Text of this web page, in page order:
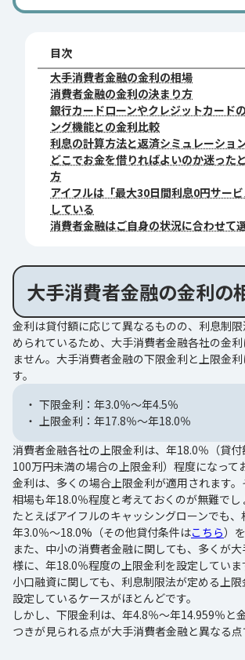
目次
大手消費者金融の金利の相場
消費者金融の金利の決まり方
銀行カードローンやクレジットカード
ング機能との金利比較
利息の計算方法と返済シミュレーショ
どこでお金を借りればよいのか迷った
方
アイフルは「最大30日間利息0円サー
している
消費者金融はご自身の状況に合わせて
大手消費者金融の金利の
金利は貸付額に応じて異なるものの、利息制
められているため、大手消費者金融各社の金
ません。大手消費者金融の下限金利と上限金
す。
下限金利：年3.0％～年4.5％
上限金利：年17.8％～年18.0％
消費者金融各社の上限金利は、年18.0％（貸
100万円未満の場合の上限金利）程度になって
金利は、多くの場合上限金利が適用されます
相場も年18.0％程度と考えておくのが無難でし
たとえばアイフルのキャッシングローンでも
年3.0％～18.0%（その他貸付条件はこちら）
また、中小の消費者金融に関しても、多くが
様に、年18.0％程度の上限金利を設定してい
小口融資に関しても、利息制限法が定める上
設定しているケースがほとんどです。
しかし、下限金利は、年4.8％～年14.959％と
つきが見られる点が大手消費者金融と異なる点